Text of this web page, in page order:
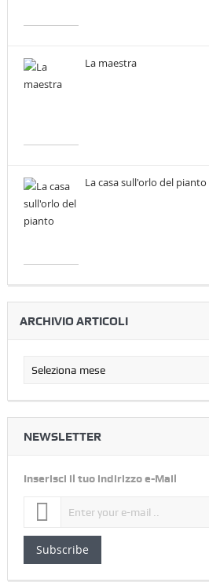
La maestra
La casa sull'orlo del pianto
ARCHIVIO ARTICOLI
NEWSLETTER
Inserisci il tuo indirizzo e-Mail
Subscribe